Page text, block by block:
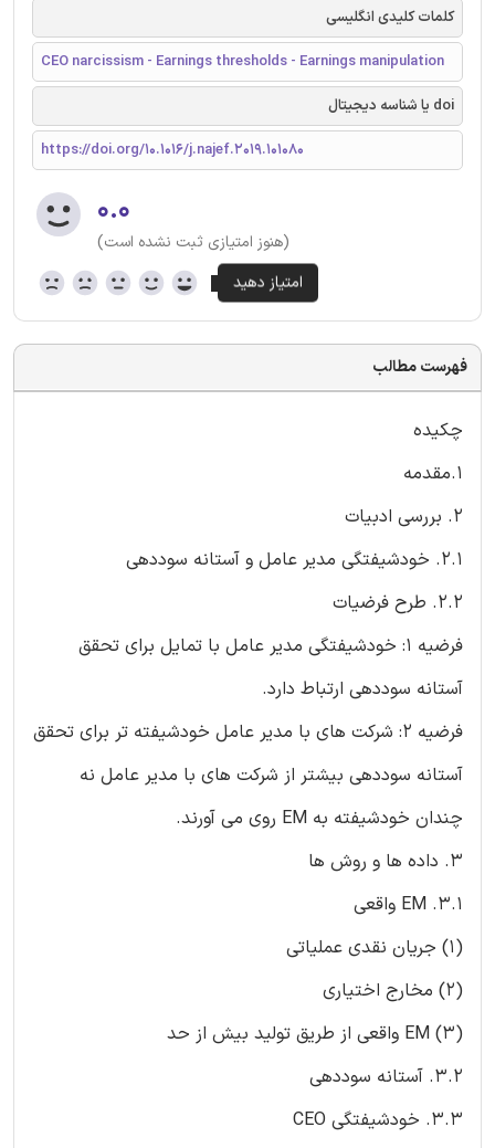
کلمات کلیدی انگلیسی
CEO narcissism - Earnings thresholds - Earnings manipulation
doi یا شناسه دیجیتال
https://doi.org/10.1016/j.najef.2019.101080
۰.۰
(هنوز امتیازی ثبت نشده است)
فهرست مطالب
چکیده
1.مقدمه
2. بررسی ادبیات
2.1. خودشیفتگی مدیر عامل و آستانه سوددهی
2.2. طرح فرضیات
فرضیه 1: خودشیفتگی مدیر عامل با تمایل برای تحقق
آستانه سوددهی ارتباط دارد.
فرضیه ۲: شرکت های با مدیر عامل خودشیفته تر برای تحقق
آستانه سوددهی بیشتر از شرکت های با مدیر عامل نه
چندان خودشیفته به EM روی می آورند.
3. داده ها و روش ها
3.1. EM واقعی
(1) جریان نقدی عملیاتی
(۲) مخارج اختیاری
(3) EM واقعی از طریق تولید بیش از حد
3.2. آستانه سوددهی
3.3. خودشیفتگی CEO